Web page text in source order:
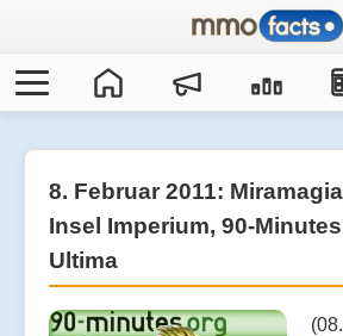
8. Februar 2011:
Insel Imperium, 90-
Ultima